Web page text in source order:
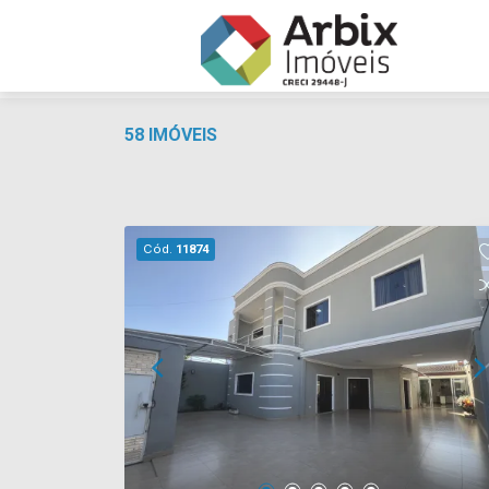
58 IMÓVEIS
Cód. 11874